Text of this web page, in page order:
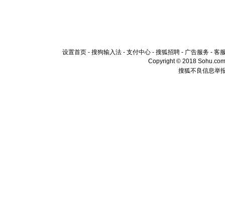
设置首页 - 搜狗输入法 - 支付中心 - 搜狐招聘 - 广告服务 - 客
Copyright © 2018
搜狐不良信息举